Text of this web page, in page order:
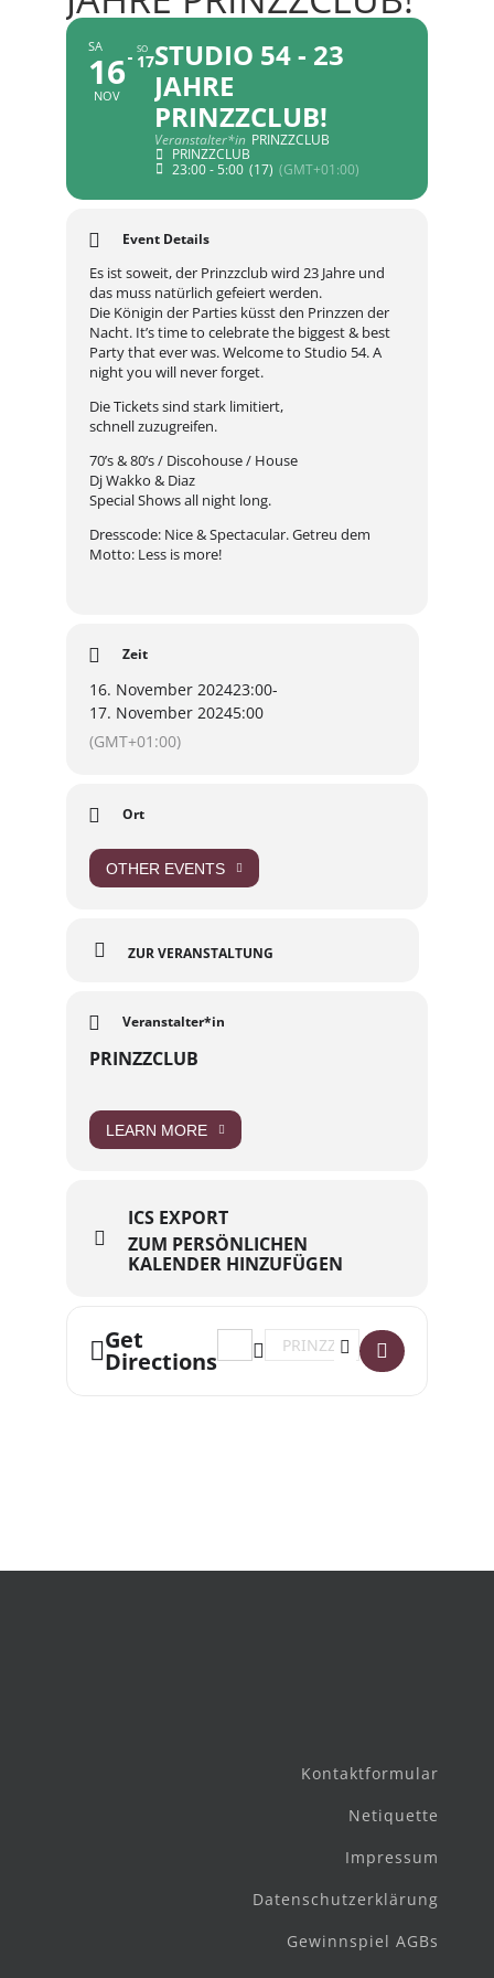
SA
16
NOV
SO
17STUDIO 54 - 23
JAHRE
PRINZZCLUB!
Veranstalter*in PRINZZCLUB
PRINZZCLUB
23:00 - 5:00 (17) (GMT+01:00)
Event Details
Es ist soweit, der Prinzzclub wird 23 Jahre und
das muss natürlich gefeiert werden.
Die Königin der Parties küsst den Prinzzen der
Nacht. It’s time to celebrate the biggest & best
Party that ever was. Welcome to Studio 54. A
night you will never forget.
Die Tickets sind stark limitiert,
schnell zuzugreifen.
70’s & 80’s / Discohouse / House
Dj Wakko & Diaz
Special Shows all night long.
Dresscode: Nice & Spectacular. Getreu dem
Motto: Less is more!
Zeit
16. November 202423:00-
17. November 20245:00
(GMT+01:00)
Ort
OTHER EVENTS
ZUR VERANSTALTUNG
Veranstalter*in
PRINZZCLUB
LEARN MORE
ICS EXPORT
ZUM PERSÖNLICHEN
KALENDER HINZUFÜGEN
Get
Directions
Address - Studio 54 - 23 Jahre
Destination Address - Studio
Kontaktformular
Netiquette
Impressum
Datenschutzerklärung
Gewinnspiel AGBs